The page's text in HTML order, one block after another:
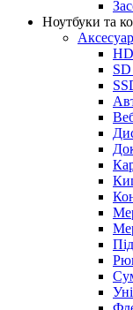
Ноутбуки та